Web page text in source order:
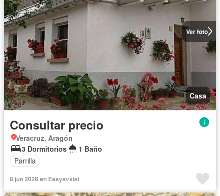
Ver foto
Casa
Consultar precio
Veracruz, Aragón
3 Dormitorios
1 Baño
Parrilla
8 jun 2026 en Easyavvisi